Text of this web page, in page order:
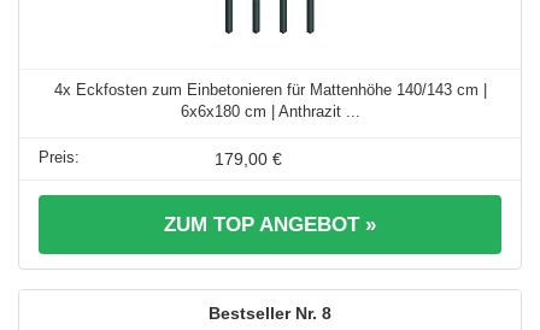
4x Eckfosten zum Einbetonieren für Mattenhöhe 140/143 cm |
6x6x180 cm | Anthrazit ...
179,00 €
ZUM TOP ANGEBOT »
8